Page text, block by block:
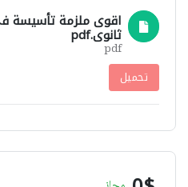
اقوى ملزمة تأسيسة
ثانوى.pdf
pdf
تحميل